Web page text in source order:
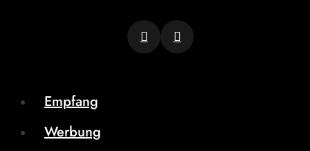
Empfang
Werbung